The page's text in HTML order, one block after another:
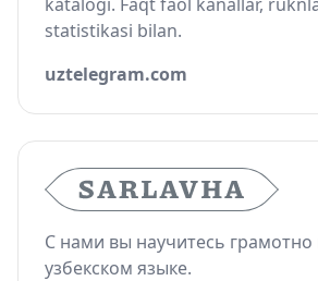
statistikasi bilan.
uztelegram.com
С нами вы научитесь грамотно
узбекском языке.